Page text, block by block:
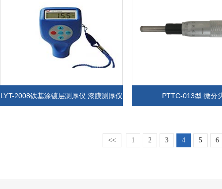
LYT-2008铁基涂镀层测厚仪 漆膜测厚仪 PTTC-013型 微分
<< 1 2 3 4 5 6